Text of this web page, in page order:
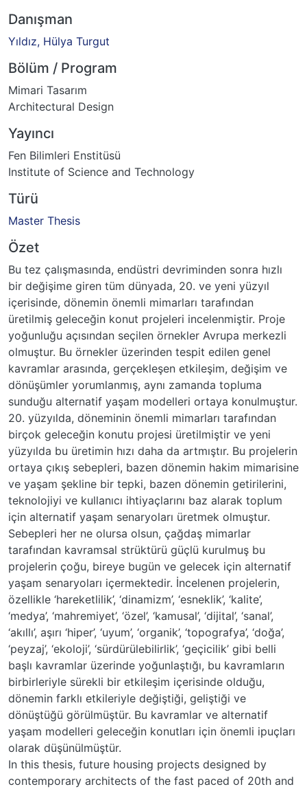
Danışman
Yıldız, Hülya Turgut
Bölüm / Program
Mimari Tasarım
Architectural Design
Yayıncı
Fen Bilimleri Enstitüsü
Institute of Science and Technology
Türü
Master Thesis
Özet
Bu tez çalışmasında, endüstri devriminden sonra hızlı
bir değişime giren tüm dünyada, 20. ve yeni yüzyıl
içerisinde, dönemin önemli mimarları tarafından
üretilmiş geleceğin konut projeleri incelenmiştir. Proje
yoğunluğu açısından seçilen örnekler Avrupa merkezli
olmuştur. Bu örnekler üzerinden tespit edilen genel
kavramlar arasında, gerçekleşen etkileşim, değişim ve
dönüşümler yorumlanmış, aynı zamanda topluma
sunduğu alternatif yaşam modelleri ortaya konulmuştur.
20. yüzyılda, döneminin önemli mimarları tarafından
birçok geleceğin konutu projesi üretilmiştir ve yeni
yüzyılda bu üretimin hızı daha da artmıştır. Bu projelerin
ortaya çıkış sebepleri, bazen dönemin hakim mimarisine
ve yaşam şekline bir tepki, bazen dönemin getirilerini,
teknolojiyi ve kullanıcı ihtiyaçlarını baz alarak toplum
için alternatif yaşam senaryoları üretmek olmuştur.
Sebepleri her ne olursa olsun, çağdaş mimarlar
tarafından kavramsal strüktürü güçlü kurulmuş bu
projelerin çoğu, bireye bugün ve gelecek için alternatif
yaşam senaryoları içermektedir. İncelenen projelerin,
özellikle ‘hareketlilik’, ‘dinamizm’, ‘esneklik’, ‘kalite’,
‘medya’, ‘mahremiyet’, ‘özel’, ‘kamusal’, ‘dijital’, ‘sanal’,
‘akıllı’, aşırı ‘hiper’, ‘uyum’, ‘organik’, ‘topografya’, ‘doğa’,
‘peyzaj’, ‘ekoloji’, ‘sürdürülebilirlik’, ‘geçicilik’ gibi belli
başlı kavramlar üzerinde yoğunlaştığı, bu kavramların
birbirleriyle sürekli bir etkileşim içerisinde olduğu,
dönemin farklı etkileriyle değiştiği, geliştiği ve
dönüştüğü görülmüştür. Bu kavramlar ve alternatif
yaşam modelleri geleceğin konutları için önemli ipuçları
olarak düşünülmüştür.
In this thesis, future housing projects designed by
contemporary architects of the fast paced of 20th and